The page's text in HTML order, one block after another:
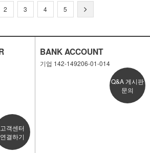
2 3 4 5
고객센터
연결하기
BANK ACCOUNT
기업 142-149206-01-014
Q&A 게시판
문의